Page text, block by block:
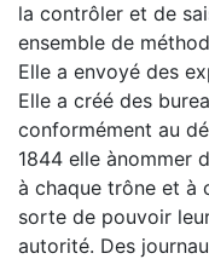
la contrôler et de
ensemble de
Elle a envoyé des
Elle a créé des
conformément au
1844 elle ànommer
à chaque trône et à
sorte de pouvoir
autorité. Des